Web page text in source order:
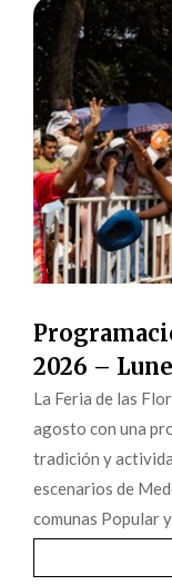
2026 –
La Feria de las
agosto con una
tradición y
escenarios de
comunas Popular